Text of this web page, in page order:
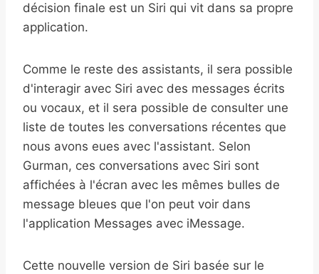
décision finale est un Siri qui vit dans sa propre
application.
Comme le reste des assistants, il sera possible
d'interagir avec Siri avec des messages écrits
ou vocaux, et il sera possible de consulter une
liste de toutes les conversations récentes que
nous avons eues avec l'assistant. Selon
Gurman, ces conversations avec Siri sont
affichées à l'écran avec les mêmes bulles de
message bleues que l'on peut voir dans
l'application Messages avec iMessage.
Cette nouvelle version de Siri basée sur le